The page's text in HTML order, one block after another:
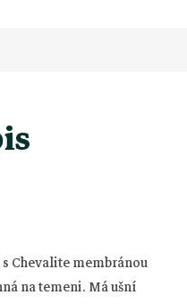
Chevalite membránou
na temeni. Má ušní